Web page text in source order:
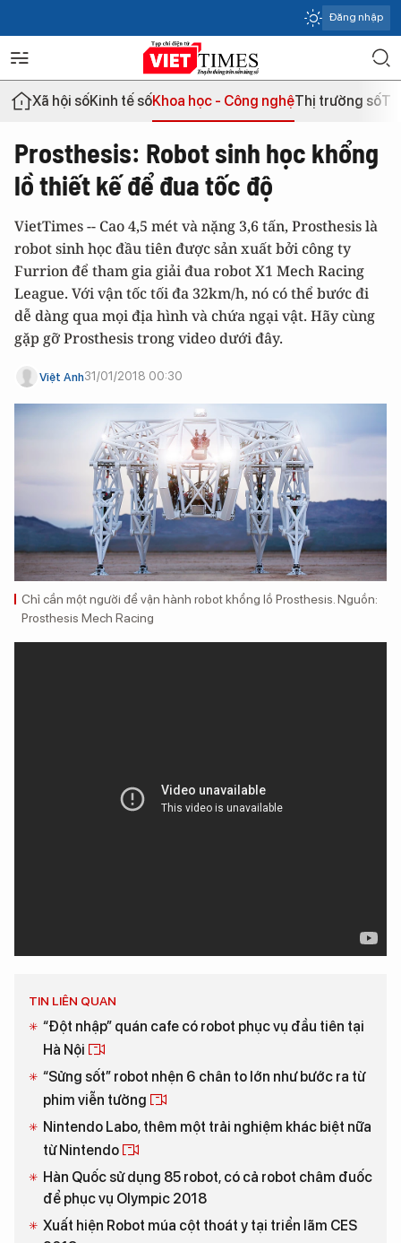
Đăng nhập
Xã hội sốKinh tế sốKhoa học - Công nghệThị trường số
Prosthesis: Robot sinh học khổng
lồ thiết kế để đua tốc độ
VietTimes -- Cao 4,5 mét và nặng 3,6 tấn, Prosthesis là
robot sinh học đầu tiên được sản xuất bởi công ty
Furrion để tham gia giải đua robot X1 Mech Racing
League. Với vận tốc tối đa 32km/h, nó có thể bước đi
dễ dàng qua mọi địa hình và chứa ngại vật. Hãy cùng
gặp gỡ Prosthesis trong video dưới đây.
Việt Anh31/01/2018 00:30
Chỉ cần một người để vận hành robot khổng lồ Prosthesis. Nguồn:
Prosthesis Mech Racing
TIN LIÊN QUAN
“Đột nhập” quán cafe có robot phục vụ đầu tiên tại
Hà Nội
“Sửng sốt” robot nhện 6 chân to lớn như bước ra từ
phim viễn tưởng
Nintendo Labo, thêm một trải nghiệm khác biệt nữa
từ Nintendo
Hàn Quốc sử dụng 85 robot, có cả robot châm đuốc
để phục vụ Olympic 2018
Xuất hiện Robot múa cột thoát y tại triển lãm CES